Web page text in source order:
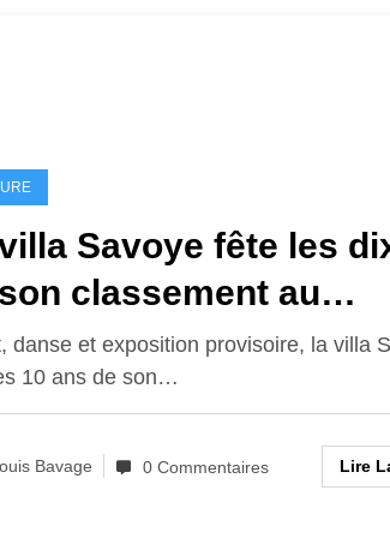
Savoye fête les
classement au
mondiale de
danse et exposition provisoire, la villa
10 ans de son…
Bavage 0 Commentaires Lire